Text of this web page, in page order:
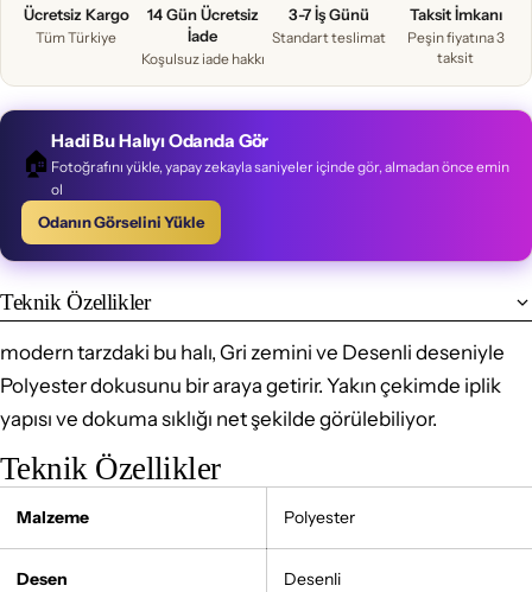
Ücretsiz Kargo
Tüm Türkiye
14 Gün Ücretsiz
İade
Koşulsuz iade hakkı
3-7 İş Günü
Standart teslimat
Taksit İmkanı
Peşin fiyatına 3
taksit
🏠
Hadi Bu Halıyı Odanda Gör
Fotoğrafını yükle, yapay zekayla saniyeler içinde gör, almadan önce emin
ol
Odanın Görselini Yükle
Teknik Özellikler
modern tarzdaki bu halı, Gri zemini ve Desenli deseniyle
Polyester dokusunu bir araya getirir. Yakın çekimde iplik
yapısı ve dokuma sıklığı net şekilde görülebiliyor.
Teknik Özellikler
Malzeme Polyester
Desen Desenli